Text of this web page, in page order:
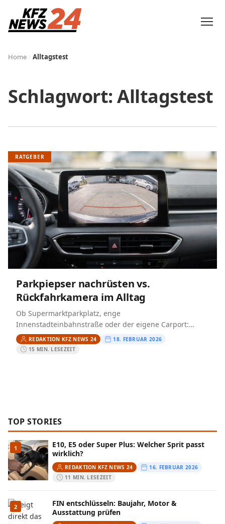
Home Alltagstest
Schlagwort:Alltagstest
RATGEBER
Parkpiepser nachrüsten vs.
Rückfahrkamera im Alltag
Ob Supermarktparkplatz, enge
Innenstadteinbahnstraße oder der eigene Carport:
Rückwärts einzuparken ist für viele Autofahrer Alltag –
und zugleich eine der häufigsten Stresssituationen.
REDAKTION KFZ NEWS 24
18. FEBRUAR 2026
15 MIN. LESEZEIT
TOP STORIES
1
E10, E5 oder Super Plus: Welcher Sprit passt
wirklich?
REDAKTION KFZ NEWS 24
16. FEBRUAR 2026
11 MIN. LESEZEIT
2
FIN entschlüsseln: Baujahr, Motor &
Ausstattung prüfen